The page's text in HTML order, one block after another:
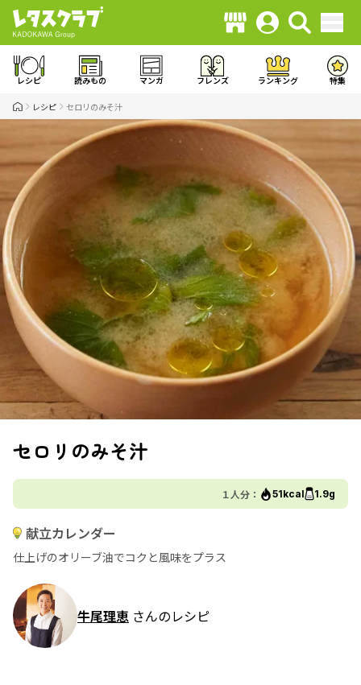
レシピ 読みもの マンガ フレンズ ランキング 特集
レシピ セロリのみそ汁
セロリのみそ汁
１人分： 51kcal 1.9g
献立カレンダー
仕上げのオリーブ油でコクと風味をプラス
牛尾理恵 さんのレシピ